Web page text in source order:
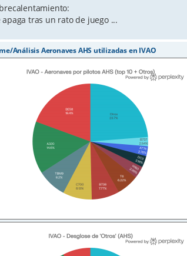
apaga tras un rato de juego ...
Análisis Aeronaves AHS utilizadas en IVAO